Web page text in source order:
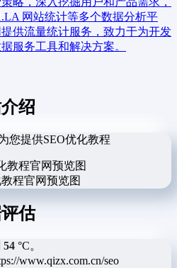
网站统计等多个数据分析平
供流量统计服务，致力于为开发
服务工具和解决方案。
绍
您提供SEO优化教程
程官网预览图
估
54 °C。
www.qizx.com.cn/seo